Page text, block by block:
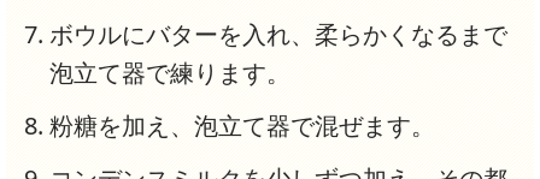
ボウルにバターを入れ、柔らかくなるまで
泡立て器で練ります。
粉糖を加え、泡立て器で混ぜます。